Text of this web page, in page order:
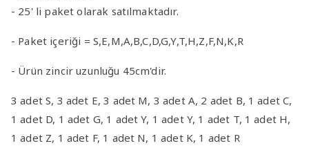
- 25' li paket olarak satılmaktadır.
- Paket içeriği = S,E,M,A,B,C,D,G,Y,T,H,Z,F,N,K,R
- Ürün zincir uzunluğu 45cm'dir.
3 adet S, 3 adet E, 3 adet M, 3 adet A, 2 adet B, 1 adet C,
1 adet D, 1 adet G, 1 adet Y, 1 adet Y, 1 adet T, 1 adet H,
1 adet Z, 1 adet F, 1 adet N, 1 adet K, 1 adet R